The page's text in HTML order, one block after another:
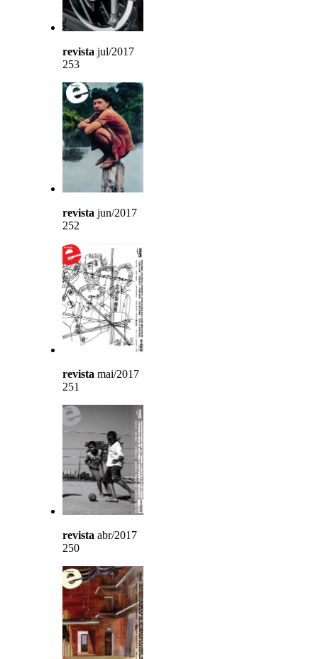
revista jul/2017
253
revista jun/2017
252
revista mai/2017
251
revista abr/2017
250